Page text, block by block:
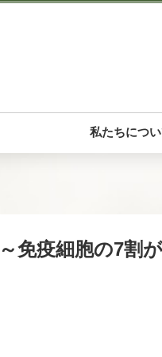
私たちにつ
免疫細胞の7割